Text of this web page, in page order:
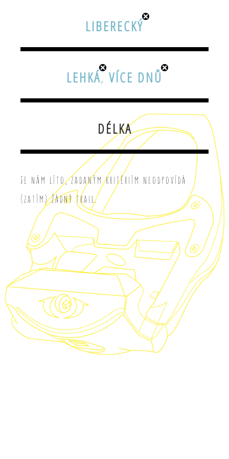
LIBERECKÝ
LEHKÁ, VÍCE DNŮ
DÉLKA
Je nám líto, zadaným kritériím neodpovídá
(zatím) žádný trail.